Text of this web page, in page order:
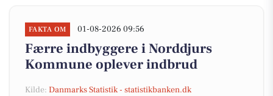
FAKTA OM 01-08-2026 09:56
Færre indbyggere i Norddjurs
Kommune oplever indbrud
Kilde: Danmarks Statistik - statistikbanken.dk